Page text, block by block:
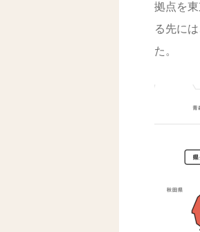
拠点を
る先に
た。